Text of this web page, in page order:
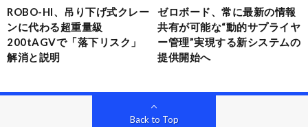
ROBO-HI、吊り下げ式クレー
ンに代わる超重量級
200tAGVで「落下リスク」
解消と説明
ゼロボード、常に最新の情報
共有が可能な“動的サプライヤ
ー管理”実現する新システムの
提供開始へ
Back to Top